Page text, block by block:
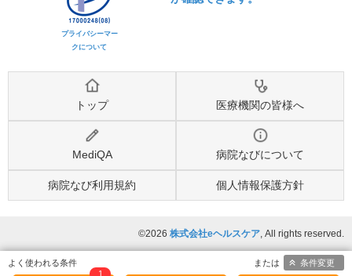
プライバシーマー
クについて
トップ 医療機関の皆様へ
MediQA 病院なびについて
病院なび利用規約 個人情報保護方針
©2026 株式会社eヘルスケア, All rights reserved.
1
条件変更